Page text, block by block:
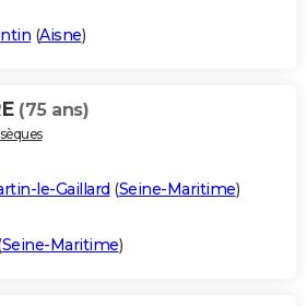
(Aisne)
(75 ans)
le-Gaillard (Seine-Maritime)
Seine-Maritime)